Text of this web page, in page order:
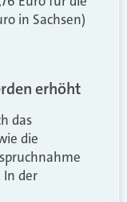
in Sachsen)
erhöht
das
die
In der